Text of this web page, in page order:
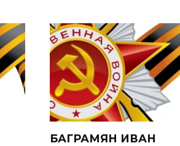
БАГРАМЯН ИВАН